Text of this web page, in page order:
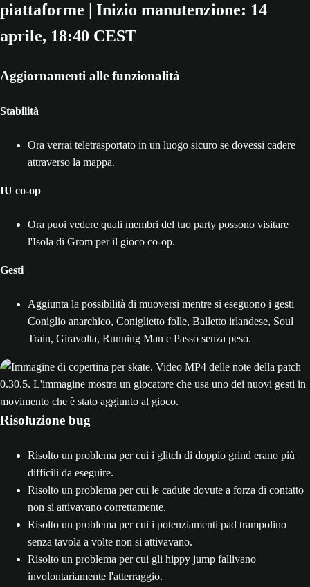
piattaforme | Inizio manutenzione: 14
aprile, 18:40 CEST
Aggiornamenti alle funzionalità
Stabilità
Ora verrai teletrasportato in un luogo sicuro se dovessi cadere
attraverso la mappa.
IU co-op
Ora puoi vedere quali membri del tuo party possono visitare
l'Isola di Grom per il gioco co-op.
Gesti
Aggiunta la possibilità di muoversi mentre si eseguono i gesti
Coniglio anarchico, Coniglietto folle, Balletto irlandese, Soul
Train, Giravolta, Running Man e Passo senza peso.
Risoluzione bug
Risolto un problema per cui i glitch di doppio grind erano più
difficili da eseguire.
Risolto un problema per cui le cadute dovute a forza di contatto
non si attivavano correttamente.
Risolto un problema per cui i potenziamenti pad trampolino
senza tavola a volte non si attivavano.
Risolto un problema per cui gli hippy jump fallivano
involontariamente l'atterraggio.